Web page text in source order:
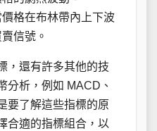
格在布林帶內上下波
信號。
，還有許多其他的技
分析，例如 MACD、
要了解這些指標的原
合適的指標組合，以